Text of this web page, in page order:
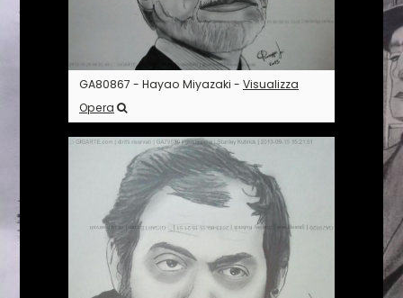
GA80867 - Hayao Miyazaki - Visualizza
Opera